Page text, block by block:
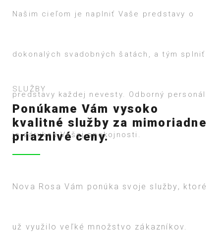
DOMOV
Našim cieľom je naplniť Vaše predstavy o
dokonalých svadobných šatách, a tým splniť
predstavy každej nevesty.
SLUŽBY
Ponúkame Vám vysoko
kvalitné služby za mimoriadne
priaznivé ceny.
Nova Rosa Vám ponúka svoje služby, ktoré
už využilo veľké množstvo zákazníkov.